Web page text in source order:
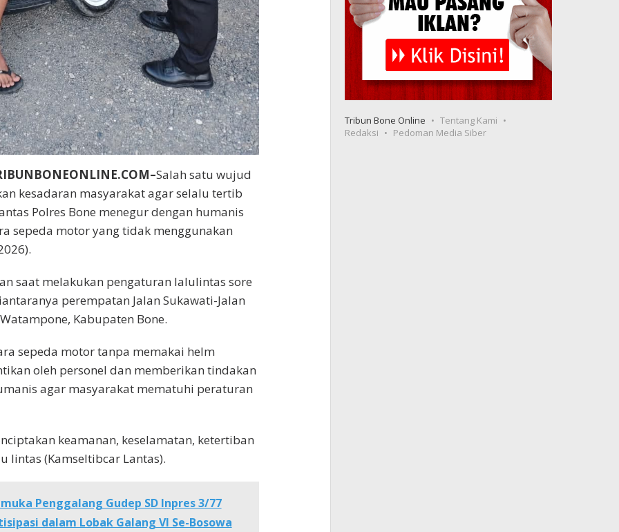
Salah satu wujud
kesadaran masyarakat agar selalu tertib
Polres Bone menegur dengan humanis
sepeda motor yang tidak menggunakan
saat melakukan pengaturan lalulintas sore
perempatan Jalan Sukawati-Jalan
Kabupaten Bone.
sepeda motor tanpa memakai helm
oleh personel dan memberikan tindakan
agar masyarakat mematuhi peraturan
keamanan, keselamatan, ketertiban
lintas (Kamseltibcar Lantas).
Penggalang Gudep SD Inpres 3/77
dalam Lobak Galang VI Se-Bosowa
Tribun Bone Online
Tentang Kami
Redaksi
Pedoman Media Siber